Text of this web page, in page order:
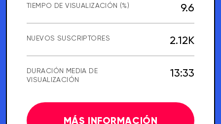
TIEMPO DE VISUALIZACIÓN (%) 9.6
NUEVOS SUSCRIPTORES 2.12K
DURACIÓN MEDIA DE
VISUALIZACIÓN
13:33
MÁS INFORMACIÓN